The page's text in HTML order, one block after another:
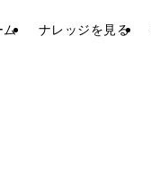
ム ナレッジを見る